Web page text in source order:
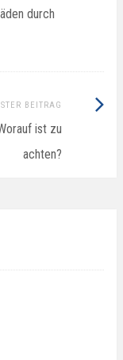
durch
BEITRAG
ist zu
achten?
Nächster